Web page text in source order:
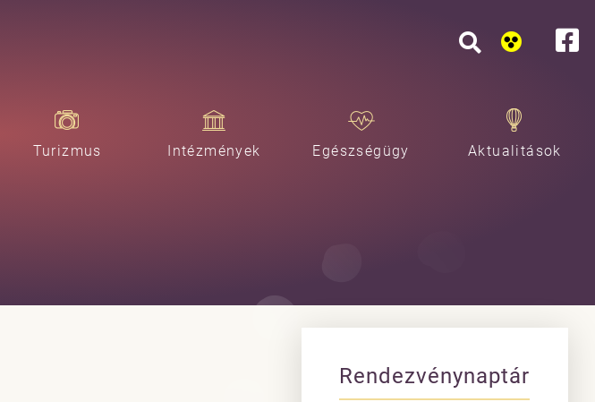
Turizmus Intézmények Egészségügy Aktualitások
Rendezvénynaptár